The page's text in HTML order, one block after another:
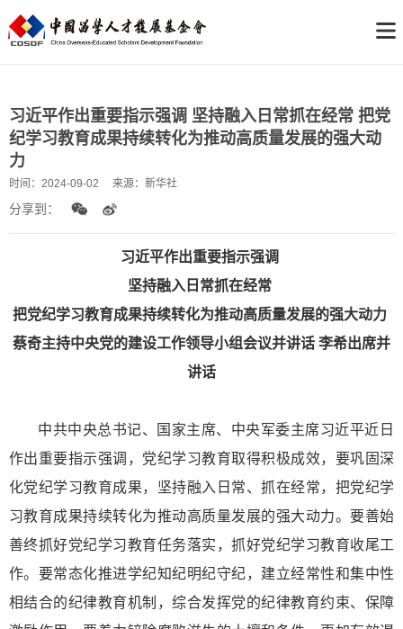
习近平作出重要指示强调 坚持融入日常抓在经常 把党
纪学习教育成果持续转化为推动高质量发展的强大动
力
时间： 2024-09-02 来源： 新华社
分享到：
习近平作出重要指示强调
坚持融入日常抓在经常
把党纪学习教育成果持续转化为推动高质量发展的强大动力
蔡奇主持中央党的建设工作领导小组会议并讲话 李希出席并
讲话
中共中央总书记、国家主席、中央军委主席习近平近日
作出重要指示强调，党纪学习教育取得积极成效，要巩固深
化党纪学习教育成果，坚持融入日常、抓在经常，把党纪学
习教育成果持续转化为推动高质量发展的强大动力。要善始
善终抓好党纪学习教育任务落实，抓好党纪学习教育收尾工
作。要常态化推进学纪知纪明纪守纪，建立经常性和集中性
相结合的纪律教育机制，综合发挥党的纪律教育约束、保障